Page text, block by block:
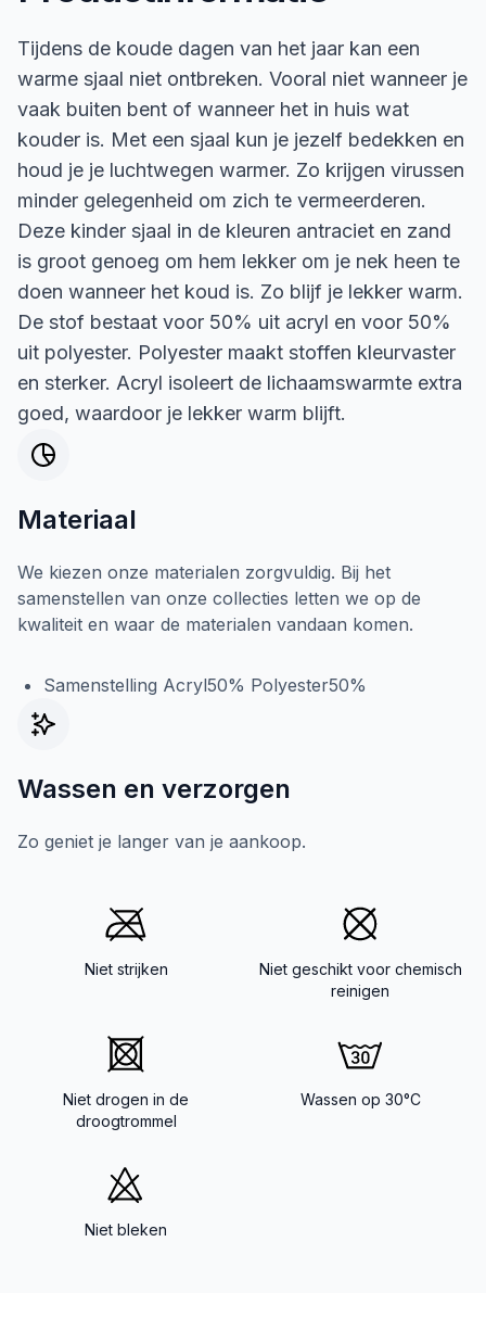
Tijdens de koude dagen van het jaar kan een
warme sjaal niet ontbreken. Vooral niet wanneer je
vaak buiten bent of wanneer het in huis wat
kouder is. Met een sjaal kun je jezelf bedekken en
houd je je luchtwegen warmer. Zo krijgen virussen
minder gelegenheid om zich te vermeerderen.
Deze kinder sjaal in de kleuren antraciet en zand
is groot genoeg om hem lekker om je nek heen te
doen wanneer het koud is. Zo blijf je lekker warm.
De stof bestaat voor 50% uit acryl en voor 50%
uit polyester. Polyester maakt stoffen kleurvaster
en sterker. Acryl isoleert de lichaamswarmte extra
goed, waardoor je lekker warm blijft.
Materiaal
We kiezen onze materialen zorgvuldig. Bij het
samenstellen van onze collecties letten we op de
kwaliteit en waar de materialen vandaan komen.
Samenstelling Acryl50% Polyester50%
Wassen en verzorgen
Zo geniet je langer van je aankoop.
Niet strijken
Niet geschikt voor chemisch
reinigen
Niet drogen in de
droogtrommel
Wassen op 30°C
Niet bleken